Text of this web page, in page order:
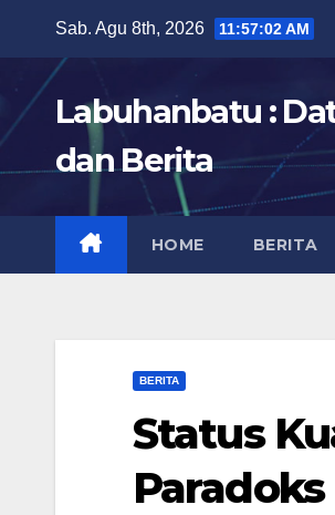
content
Sab. Agu 8th, 2026 11:57:03 AM
Labuhanbatu :
dan Berita
HOME BERITA
BERITA
Status